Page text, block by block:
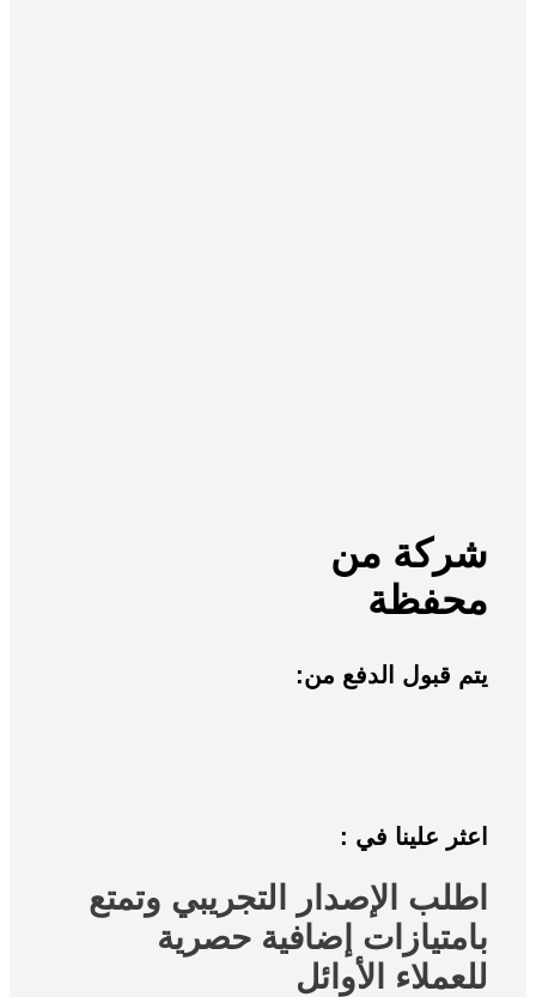
شركة من
محفظة
:يتم قبول الدفع من
: اعثر علينا في
اطلب الإصدار التجريبي وتمتع
بامتيازات إضافية حصرية
للعملاء الأوائل